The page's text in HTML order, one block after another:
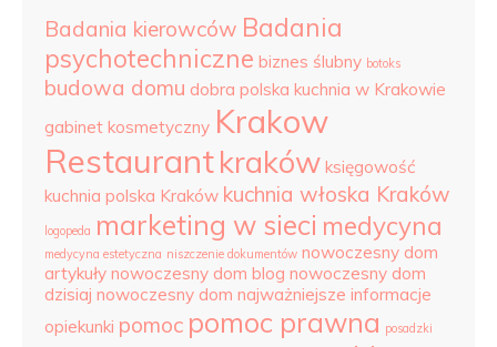
Badania kierowców Badania
psychotechniczne biznes ślubny botoks
budowa domu dobra polska kuchnia w Krakowie
gabinet kosmetyczny Krakow
Restaurantkraków księgowość
kuchnia polska Kraków kuchnia włoska Kraków
logopeda marketing w sieci medycyna
medycyna estetyczna niszczenie dokumentów nowoczesny dom
artykuły nowoczesny dom blog nowoczesny dom
dzisiaj nowoczesny dom najważniejsze informacje
opiekunki pomoc pomoc prawna posadzki